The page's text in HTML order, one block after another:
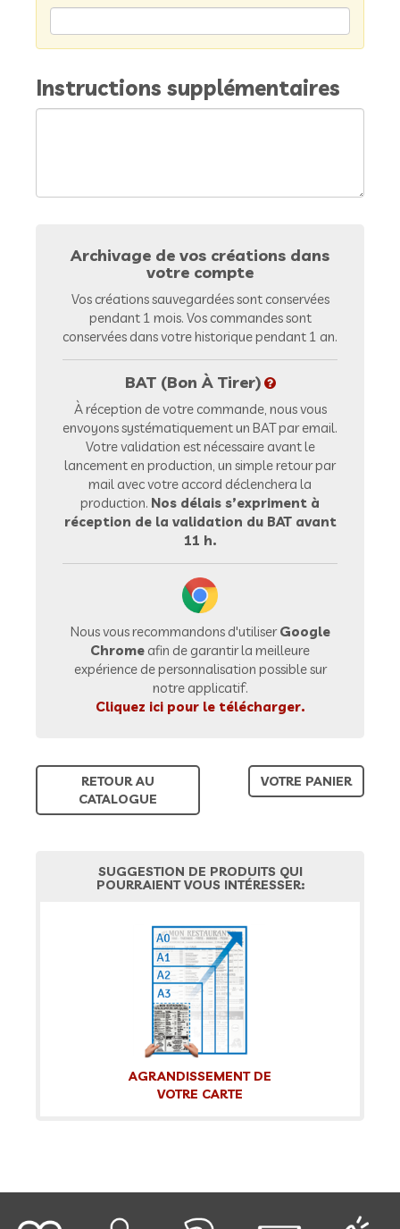
Instructions supplémentaires
Archivage de vos créations dans
votre compte
Vos créations sauvegardées sont conservées
pendant 1 mois. Vos commandes sont
conservées dans votre historique pendant 1 an.
BAT (Bon À Tirer)
À réception de votre commande, nous vous
envoyons systématiquement un BAT par email.
Votre validation est nécessaire avant le
lancement en production, un simple retour par
mail avec votre accord déclenchera la
production. Nos délais s’expriment à
réception de la validation du BAT avant
11 h.
Nous vous recommandons d'utiliserGoogle
Chrome afin de garantir la meilleure
expérience de personnalisation possible sur
notre applicatif.
Cliquez ici pour le télécharger.
RETOUR AU
CATALOGUE
VOTRE PANIER
SUGGESTION DE PRODUITS QUI
POURRAIENT VOUS INTÉRESSER:
AGRANDISSEMENT DE
VOTRE CARTE